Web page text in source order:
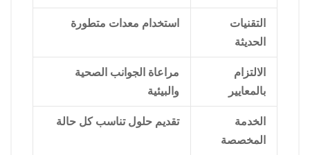
التقنيات
الحديثة
استخدام معدات متطورة
الالتزام
بالمعايير
مراعاة الجوانب الصحية
والبيئية
الخدمة
المخصصة
تقديم حلول تناسب كل حالة